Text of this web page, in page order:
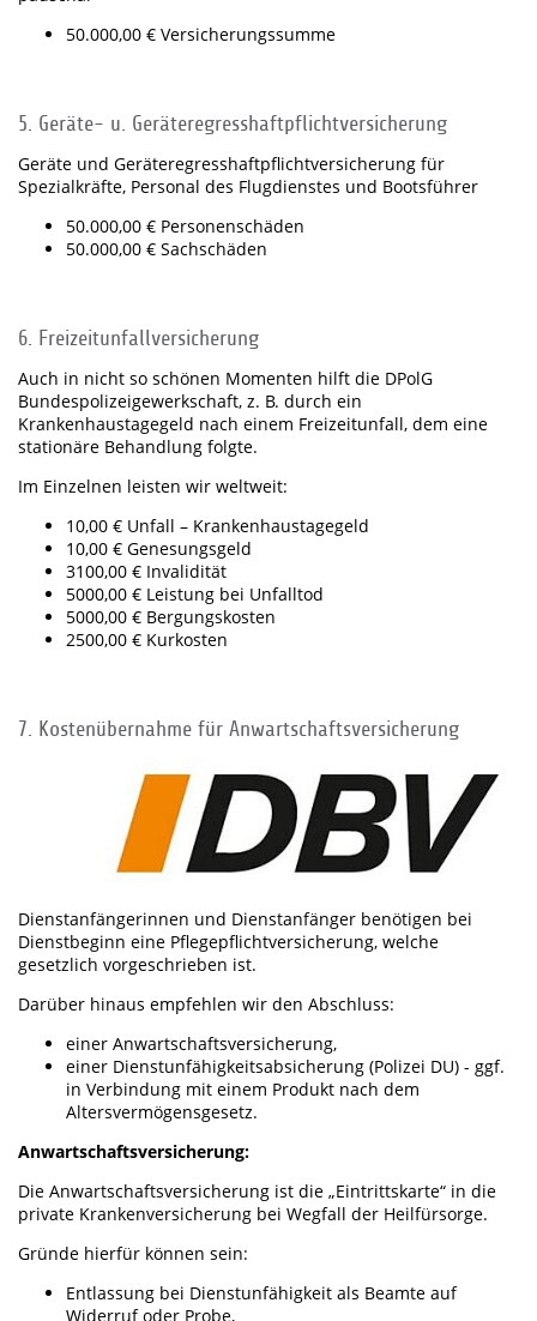
50.000,00 € Versicherungssumme
5. Geräte- u. Geräteregresshaftpflichtversicherung
Geräte und Geräteregresshaftpflichtversicherung für
Spezialkräfte, Personal des Flugdienstes und Bootsführer
50.000,00 € Personenschäden
50.000,00 € Sachschäden
6. Freizeitunfallversicherung
Auch in nicht so schönen Momenten hilft die DPolG
Bundespolizeigewerkschaft, z. B. durch ein
Krankenhaustagegeld nach einem Freizeitunfall, dem eine
stationäre Behandlung folgte.
Im Einzelnen leisten wir weltweit:
10,00 € Unfall – Krankenhaustagegeld
10,00 € Genesungsgeld
3100,00 € Invalidität
5000,00 € Leistung bei Unfalltod
5000,00 € Bergungskosten
2500,00 € Kurkosten
7. Kostenübernahme für Anwartschaftsversicherung
Dienstanfängerinnen und Dienstanfänger benötigen bei
Dienstbeginn eine Pflegepflichtversicherung, welche
gesetzlich vorgeschrieben ist.
Darüber hinaus empfehlen wir den Abschluss:
einer Anwartschaftsversicherung,
einer Dienstunfähigkeitsabsicherung (Polizei DU) - ggf.
in Verbindung mit einem Produkt nach dem
Altersvermögensgesetz.
Anwartschaftsversicherung:
Die Anwartschaftsversicherung ist die „Eintrittskarte“ in die
private Krankenversicherung bei Wegfall der Heilfürsorge.
Gründe hierfür können sein:
Entlassung bei Dienstunfähigkeit als Beamte auf
Widerruf oder Probe,